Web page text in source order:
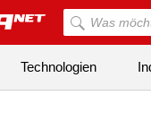
Technologien